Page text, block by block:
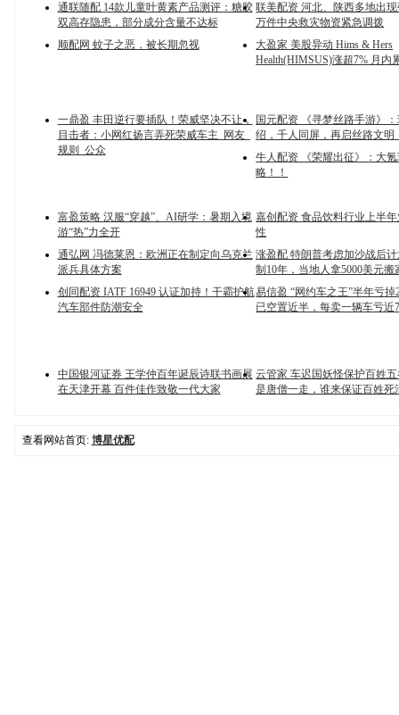
通联随配 14款儿童叶黄素产品测评：糖胶
双高存隐患，部分成分含量不达标
联美配资 河北、陕西多地出
万件中央救灾物资紧急调拨
顺配网 蚊子之恶，被长期忽视
大盈家 美股异动 Hims & Hers
Health(HIMSUS)涨超7% 月内
一鼎盈 丰田逆行要插队！荣威坚决不让，
目击者：小网红扬言弄死荣威车主_网友_
规则_公众
国元配资 《寻梦丝路手游》
绍，千人同屏，再启丝路文明
牛人配资 《荣耀出征》：大
略！！
富盈策略 汉服“穿越”、AI研学：暑期入境
游“热”力全开
嘉创配资 食品饮料行业上半
性
通弘网 冯德莱恩：欧洲正在制定向乌克兰
派兵具体方案
涨盈配 特朗普考虑加沙战后
制10年，当地人拿5000美元搬
创同配资 IATF 16949 认证加持！干霸护航
汽车部件防潮安全
易信盈 “网约车之王”半年亏掉
已空置近半，每卖一辆车亏近
中国银河证券 王学仲百年诞辰诗联书画展
在天津开幕 百件佳作致敬一代大家
云管家 车迟国妖怪保护百姓
是唐僧一走，谁来保证百姓死
查看网站首页: 博星优配